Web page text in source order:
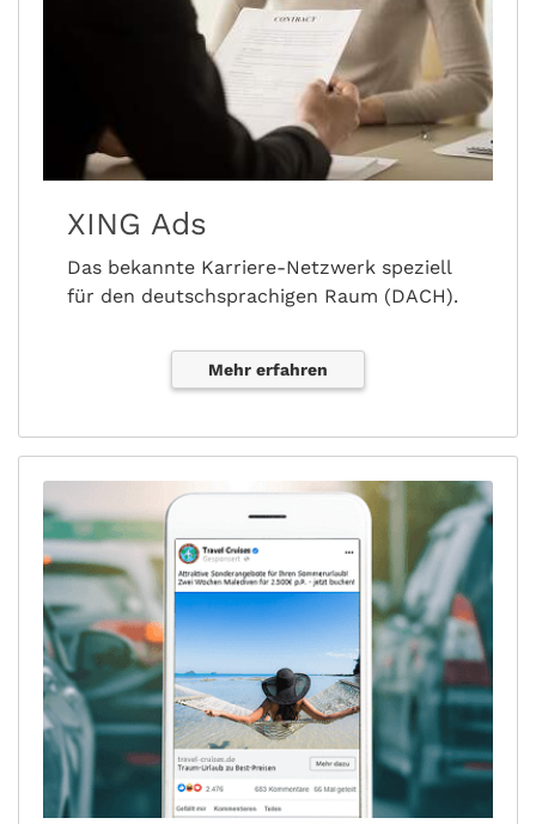
XING Ads
Das bekannte Karriere-Netzwerk speziell
für den deutschsprachigen Raum (DACH).
Mehr erfahren